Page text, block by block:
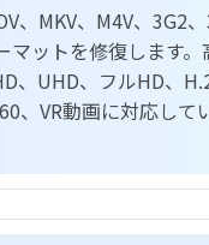
、MKV、M4V、3G2
マットを修復します
、UHD、フルHD、
、VR動画に対応して